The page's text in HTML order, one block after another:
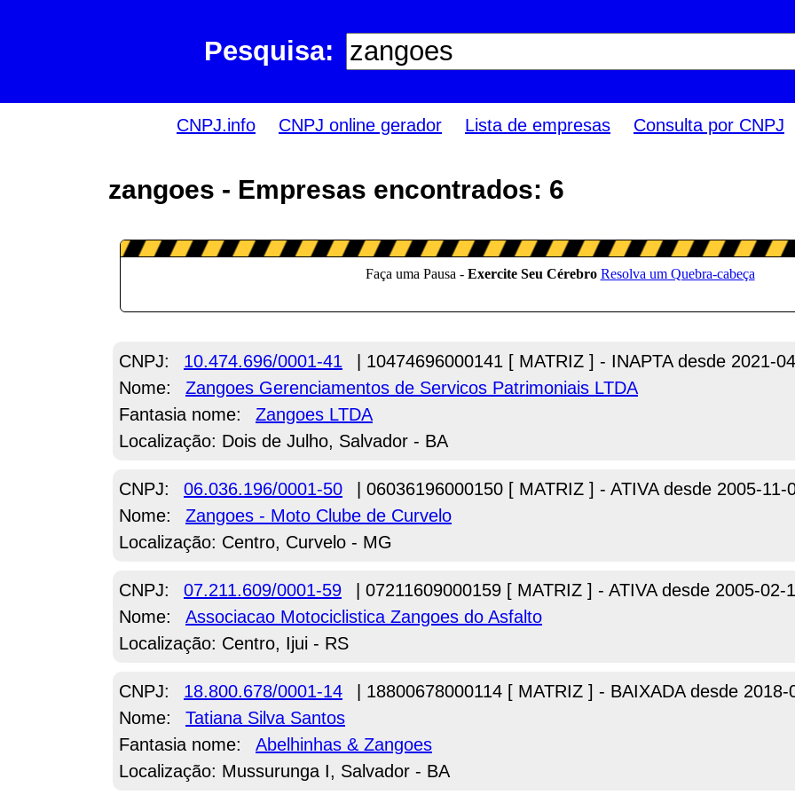
Pesquisa:
CNPJ.info CNPJ online gerador Lista de empresas Consulta por CNPJ
zangoes - Empresas encontrados: 6
CNPJ: 10.474.696/0001-41
| 10474696000141 [ MATRIZ ] - INAPTA desde 2021-
Nome:
Zangoes Gerenciamentos de Servicos Patrimoniais LTDA
Fantasia nome:
Zangoes LTDA
Localização: Dois de Julho, Salvador - BA
CNPJ: 06.036.196/0001-50
| 06036196000150 [ MATRIZ ] - ATIVA desde 2005-11-
Nome:
Zangoes - Moto Clube de Curvelo
Localização: Centro, Curvelo - MG
CNPJ: 07.211.609/0001-59
| 07211609000159 [ MATRIZ ] - ATIVA desde 2005-02-
Nome:
Associacao Motociclistica Zangoes do Asfalto
Localização: Centro, Ijui - RS
CNPJ: 18.800.678/0001-14
| 18800678000114 [ MATRIZ ] - BAIXADA desde 2018-
Nome:
Tatiana Silva Santos
Fantasia nome:
Abelhinhas & Zangoes
Localização: Mussurunga I, Salvador - BA